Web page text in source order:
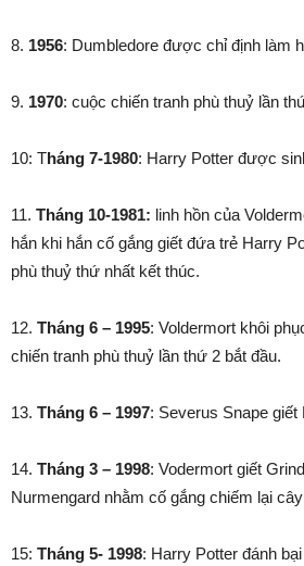
8. 1956: Dumbledore được chỉ định làm
9. 1970: cuộc chiến tranh phù thuỷ lần
10: Tháng 7-1980: Harry Potter được
11. Tháng 10-1981: linh hồn của
hắn khi hắn cố gắng giết đứa trẻ Harry
phù thuỷ thứ nhất kết thúc.
12. Tháng 6 – 1995: Voldermort khôi
chiến tranh phù thuỷ lần thứ 2 bắt đầu.
13. Tháng 6 – 1997: Severus Snape giết
14. Tháng 3 – 1998: Vodermort giết
Nurmengard nhằm cố gắng chiếm lại
15: Tháng 5- 1998: Harry Potter đánh